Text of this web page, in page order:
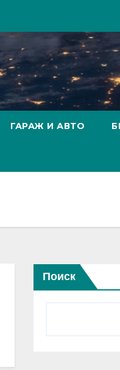
ГАРАЖ И АВТО
Поиск